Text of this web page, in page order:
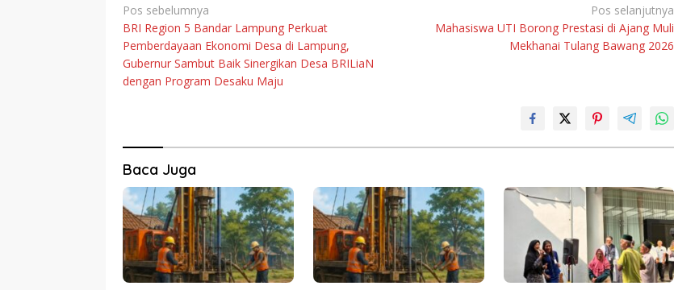
Navigasi
pos
Pos sebelumnya
BRI Region 5 Bandar Lampung Perkuat
Pemberdayaan Ekonomi Desa di Lampung,
Gubernur Sambut Baik Sinergikan Desa BRILiaN
dengan Program Desaku Maju
Pos selanjutnya
Mahasiswa UTI Borong Prestasi di Ajang Muli
Mekhanai Tulang Bawang 2026
Baca Juga